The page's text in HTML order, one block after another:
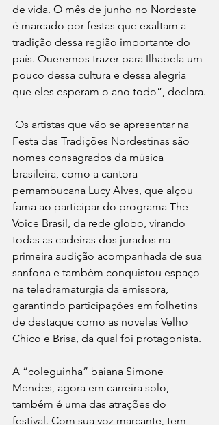
de vida. O mês de junho no Nordeste
é marcado por festas que exaltam a
tradição dessa região importante do
país. Queremos trazer para Ilhabela um
pouco dessa cultura e dessa alegria
que eles esperam o ano todo”, declara.
Festa das Tradições Nordestinas são
nomes consagrados da música
brasileira, como a cantora
pernambucana Lucy Alves, que alçou
fama ao participar do programa The
Voice Brasil, da rede globo, virando
todas as cadeiras dos jurados na
primeira audição acompanhada de sua
sanfona e também conquistou espaço
na teledramaturgia da emissora,
garantindo participações em folhetins
de destaque como as novelas Velho
Chico e Brisa, da qual foi protagonista.
A “coleguinha” baiana Simone
Mendes, agora em carreira solo,
também é uma das atrações do
festival. Com sua voz marcante, tem